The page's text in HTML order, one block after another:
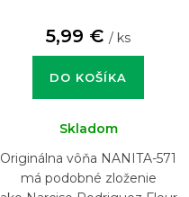
5,99 € / ks
DO KOŠÍKA
Skladom
Originálna vôňa NANITA-571
má podobné zloženie